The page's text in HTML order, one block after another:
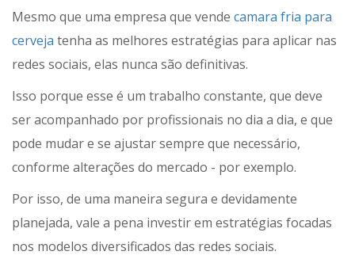
Mesmo que uma empresa que vende camara fria para
cerveja tenha as melhores estratégias para aplicar nas
redes sociais, elas nunca são definitivas.
Isso porque esse é um trabalho constante, que deve
ser acompanhado por profissionais no dia a dia, e que
pode mudar e se ajustar sempre que necessário,
conforme alterações do mercado - por exemplo.
Por isso, de uma maneira segura e devidamente
planejada, vale a pena investir em estratégias focadas
nos modelos diversificados das redes sociais.